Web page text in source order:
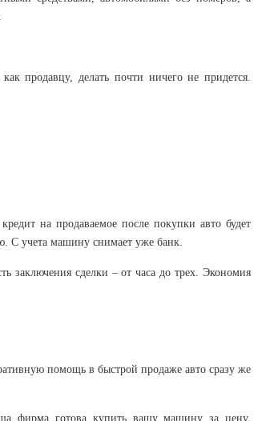
продавцу, делать почти ничего не придется.
на продаваемое после покупки авто будет
С учета машину снимает уже банк.
заключения сделки – от часа до трех. Экономия
помощь в быстрой продаже авто сразу же
фирма готова купить вашу машину за цену,